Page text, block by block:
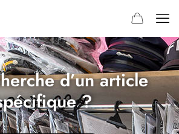
d’un article
?